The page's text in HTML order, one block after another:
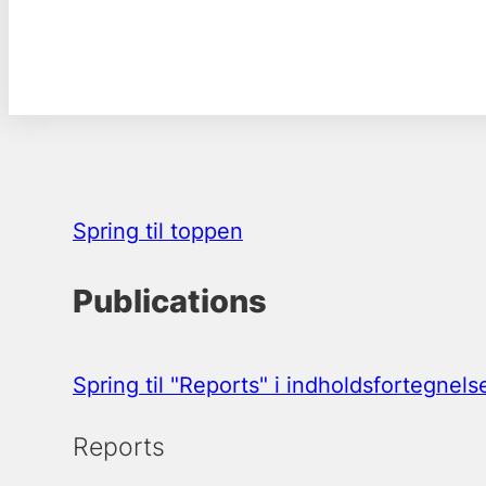
Spring til toppen
Publications
Spring til "Reports" i
Reports